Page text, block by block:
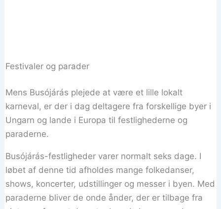
Festivaler og parader
Mens Busójárás plejede at være et lille lokalt
karneval, er der i dag deltagere fra forskellige byer i
Ungarn og lande i Europa til festlighederne og
paraderne.
Busójárás-festligheder varer normalt seks dage. I
løbet af denne tid afholdes mange folkedanser,
shows, koncerter, udstillinger og messer i byen. Med
paraderne bliver de onde ånder, der er tilbage fra